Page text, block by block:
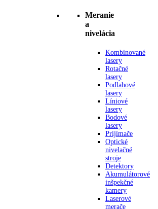
Meranie
a
nivelácia
Kombinované
lasery
Rotačné
lasery
Podlahové
lasery
Líniové
lasery
Bodové
lasery
Prijímače
Optické
nivelačné
stroje
Detektory
Akumulátorové
inšpekčné
kamery
Laserové
merače